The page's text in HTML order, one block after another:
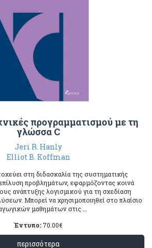
προγραμματισμού με τη
γλώσσα C
Jeri R. Hanly
Elliot B. Koffman
στη διδασκαλία της συστηματικής
προβλημάτων, εφαρμόζοντας κοινά
ανάπτυξης λογισμικού για τη σχεδίαση
Μπορεί να χρησιμοποιηθεί στο πλαίσιο
μαθημάτων στις ...
Έντυπο: 70.00€
περισσότερα